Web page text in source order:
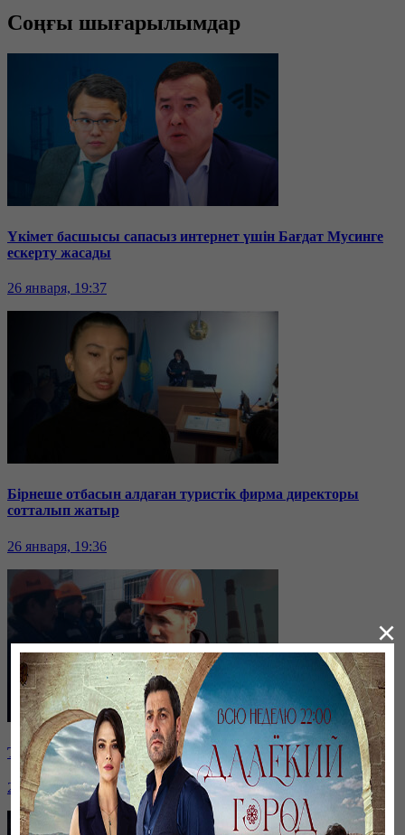
Соңғы шығарылымдар
Үкімет басшысы сапасыз интернет үшін Бағдат Мусинге
ескерту жасады
26 января, 19:37
Бірнеше отбасын алдаған туристік фирма директоры
сотталып жатыр
26 января, 19:36
Таразда ТЭЦ қызметкерлері жалақы көтеруді талап етті
26 января, 19:36
×